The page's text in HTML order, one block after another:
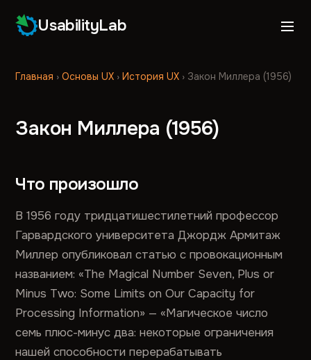
UsabilityLab
Главная ›Основы UX ›История UX › Закон Миллера (1956)
Закон Миллера (1956)
Что произошло
В 1956 году тридцатишестилетний профессор
Гарвардского университета Джордж Армитаж
Миллер опубликовал статью с провокационным
названием: «The Magical Number Seven, Plus or
Minus Two: Some Limits on Our Capacity for
Processing Information» — «Магическое число
семь плюс-минус два: некоторые ограничения
нашей способности перерабатывать